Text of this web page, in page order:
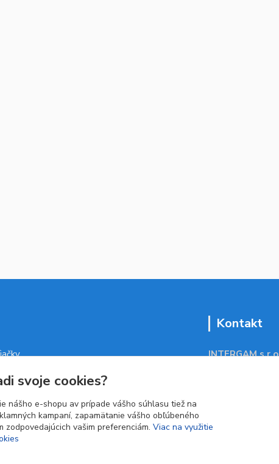
Kontakt
INTERGAM s.r.o
svoje cookies?
nášho e-shopu av prípade vášho súhlasu tiež na
kampaní, zapamätanie vášho obľúbeného
vašim preferenciám. Viac na využitie